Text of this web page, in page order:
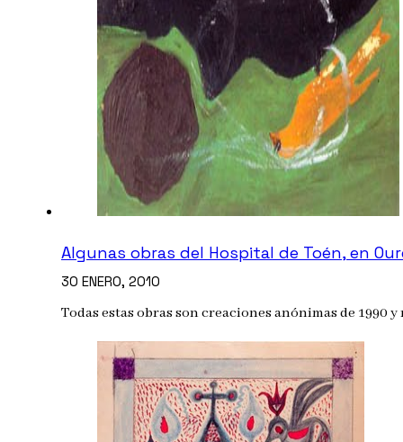
Algunas obras del Hospital de Toén, en
30 ENERO, 2010
Todas estas obras son creaciones anónimas de